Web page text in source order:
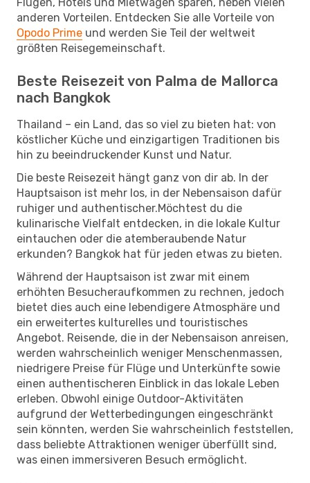
anderen Vorteilen. Entdecken Sie alle Vorteile von
Opodo Prime und werden Sie Teil der weltweit
größten Reisegemeinschaft.
Beste Reisezeit von Palma de Mallorca
nach Bangkok
Thailand – ein Land, das so viel zu bieten hat: von
köstlicher Küche und einzigartigen Traditionen bis
hin zu beeindruckender Kunst und Natur.
Die beste Reisezeit hängt ganz von dir ab. In der
Hauptsaison ist mehr los, in der Nebensaison dafür
ruhiger und authentischer.Möchtest du die
kulinarische Vielfalt entdecken, in die lokale Kultur
eintauchen oder die atemberaubende Natur
erkunden? Bangkok hat für jeden etwas zu bieten.
Während der Hauptsaison ist zwar mit einem
erhöhten Besucheraufkommen zu rechnen, jedoch
bietet dies auch eine lebendigere Atmosphäre und
ein erweitertes kulturelles und touristisches
Angebot. Reisende, die in der Nebensaison anreisen,
werden wahrscheinlich weniger Menschenmassen,
niedrigere Preise für Flüge und Unterkünfte sowie
einen authentischeren Einblick in das lokale Leben
erleben. Obwohl einige Outdoor-Aktivitäten
aufgrund der Wetterbedingungen eingeschränkt
sein könnten, werden Sie wahrscheinlich feststellen,
dass beliebte Attraktionen weniger überfüllt sind,
was einen immersiveren Besuch ermöglicht.